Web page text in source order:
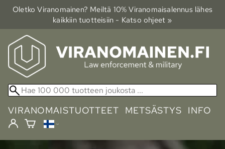
Oletko Viranomainen? Meiltä 10% Viranomais­alennus lähes
kaikkiin tuotteisiin - Katso ohjeet »
VIRANOMAISTUOTTEET METSÄSTYS INFO